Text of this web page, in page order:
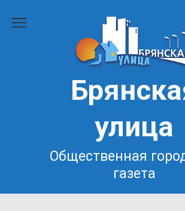
улица
Общественная
газета